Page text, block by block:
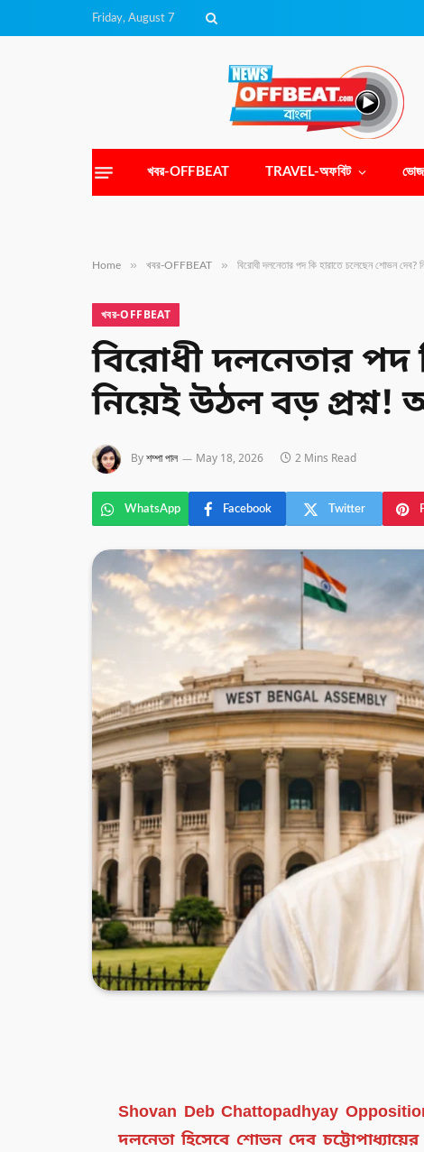
Friday, August 7
খবর-OFFBEAT TRAVEL-অফবিট
Home » খবর-OFFBEAT » বিরোধী দলনেতার পদ কি হারাতে চলেছেন শোভন
খবর-OFFBEAT
বিরোধী দলনেতার
নিয়েই উঠল বড়
Byশম্পা পাল May 18, 2026 2 Mins Read
WhatsApp Facebook Twitter
Shovan Deb Chattopadhyay
দলনেতা হিসেবে শোভন দেব